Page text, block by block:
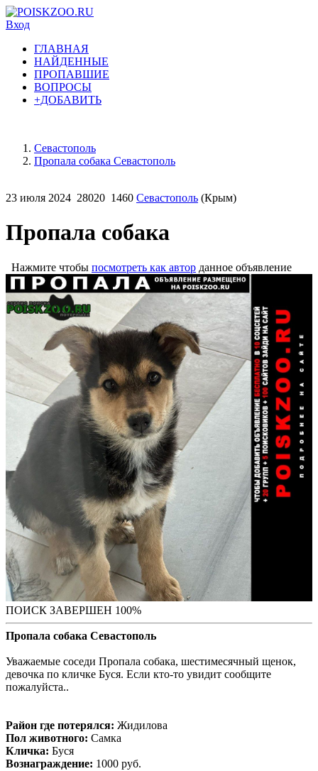
Вход
ГЛАВНАЯ
НАЙДЕННЫЕ
ПРОПАВШИЕ
ВОПРОСЫ
+ДОБАВИТЬ
Севастополь
Пропала собака Севастополь
23 июля 2024 28020 1460 Севастополь (Крым)
Пропала собака
Нажмите чтобы посмотреть как автор данное объявление
ПОИСК ЗАВЕРШЕН 100%
Пропала собака Севастополь
Уважаемые соседи Пропала собака, шестимесячный щенок,
девочка по кличке Буся. Если кто-то увидит сообщите
пожалуйста..
Район где потерялся: Жидилова
Пол животного: Самка
Кличка: Буся
Вознаграждение: 1000 руб.